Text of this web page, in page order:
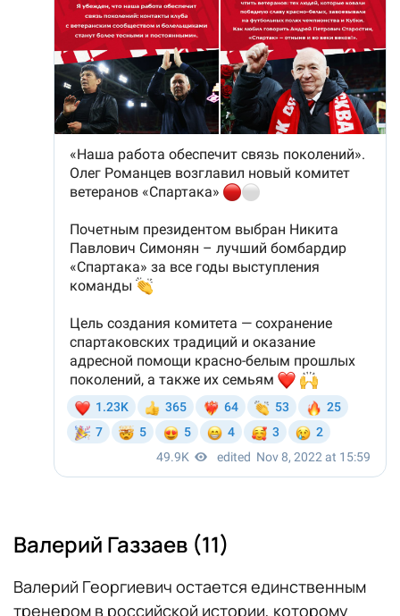
Валерий Газзаев (11)
Валерий Георгиевич остается единственным
тренером в российской истории, которому